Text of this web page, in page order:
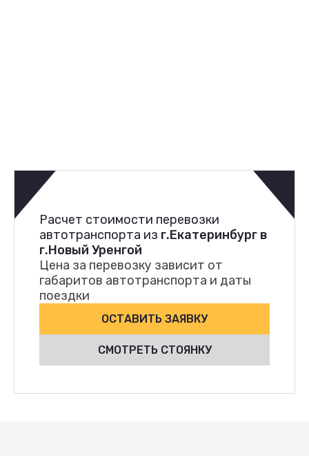
Расчет стоимости перевозки
автотранспорта из г.Екатеринбург в
г.Новый Уренгой
Цена за перевозку зависит от
габаритов автотранспорта и даты
поездки
ОСТАВИТЬ ЗАЯВКУ
СМОТРЕТЬ СТОЯНКУ